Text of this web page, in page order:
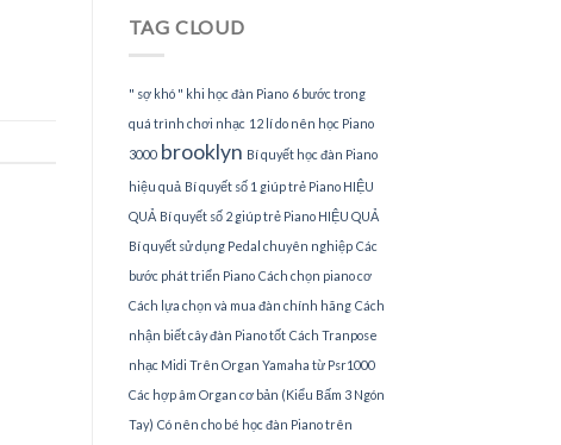
TAG CLOUD
" sợ khó " khi học đàn Piano 6 bước trong
quá trình chơi nhạc 12 lí do nên học Piano
3000 brooklyn Bí quyết học đàn Piano
hiệu quả Bí quyết số 1 giúp trẻ Piano HIỆU
QUẢ Bí quyết số 2 giúp trẻ Piano HIỆU QUẢ
Bí quyết sử dụng Pedal chuyên nghiệp Các
bước phát triển Piano Cách chọn piano cơ
Cách lựa chọn và mua đàn chính hãng Cách
nhận biết cây đàn Piano tốt Cách Tranpose
nhạc Midi Trên Organ Yamaha từ Psr1000
Các hợp âm Organ cơ bản (Kiểu Bấm 3 Ngón
Tay) Có nên cho bé học đàn Piano trên